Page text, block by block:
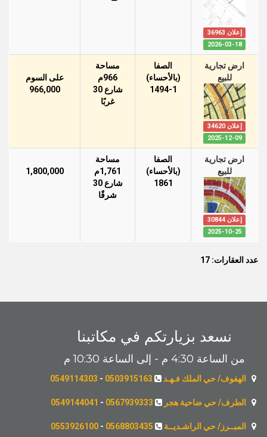
إعلان 36963
2026-03-18
ارض تجارية
للبيع
إعلان 34620
2025-12-09
الصفا
(بالأحساء)
1494-1
مساحة
966م
شارع 30
غربًا
على السوم
966,000
ارض تجارية
للبيع
إعلان 30844
2025-10-25
الصفا
(بالأحساء)
1861
مساحة
1,761م
شارع 30
شرقًا
1,800,000
عدد العقارات: 17
نسعد بزيارتكم في مكاتبنا
من الساعة 4:30 م - إلى الساعة 10:30 م
الهفوف/ حي الملك فـهـد 0503915163
-
0549114303
الطرف/ حي ضاحية هجر 0567939333
-
0549144041
المبــرز/ حي الراشـديــة 0568803435
-
0553926100